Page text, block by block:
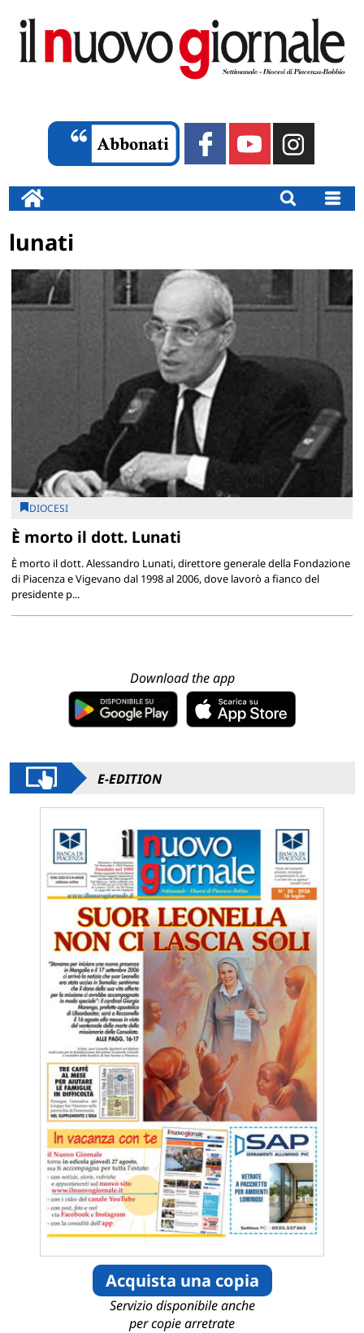
lunati
DIOCESI
È morto il dott. Lunati
È morto il dott. Alessandro Lunati, direttore generale della Fondazione
di Piacenza e Vigevano dal 1998 al 2006, dove lavorò a fianco del
presidente p...
Download the app
E-EDITION
Acquista una copia
Servizio disponibile anche
per copie arretrate